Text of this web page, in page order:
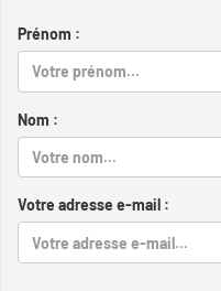
Prénom :
Nom :
Votre adresse e-mail :